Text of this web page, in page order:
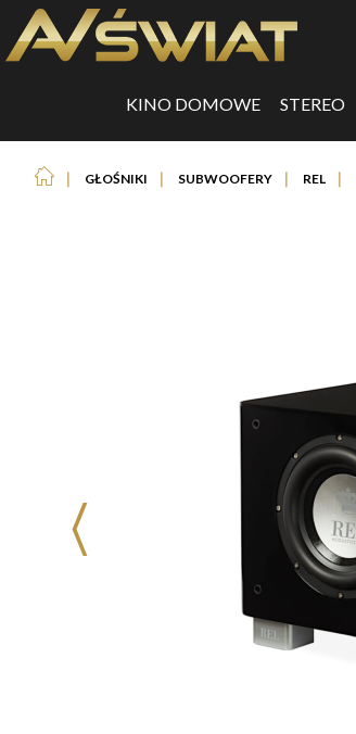
KINO DOMOWE STEREO
❘ GŁOŚNIKI ❘ SUBWOOFERY ❘ REL ❘